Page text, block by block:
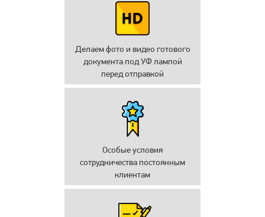
Делаем фото и видео готового
документа под УФ лампой
перед отправкой
Особые условия
сотрудничества постоянным
клиентам